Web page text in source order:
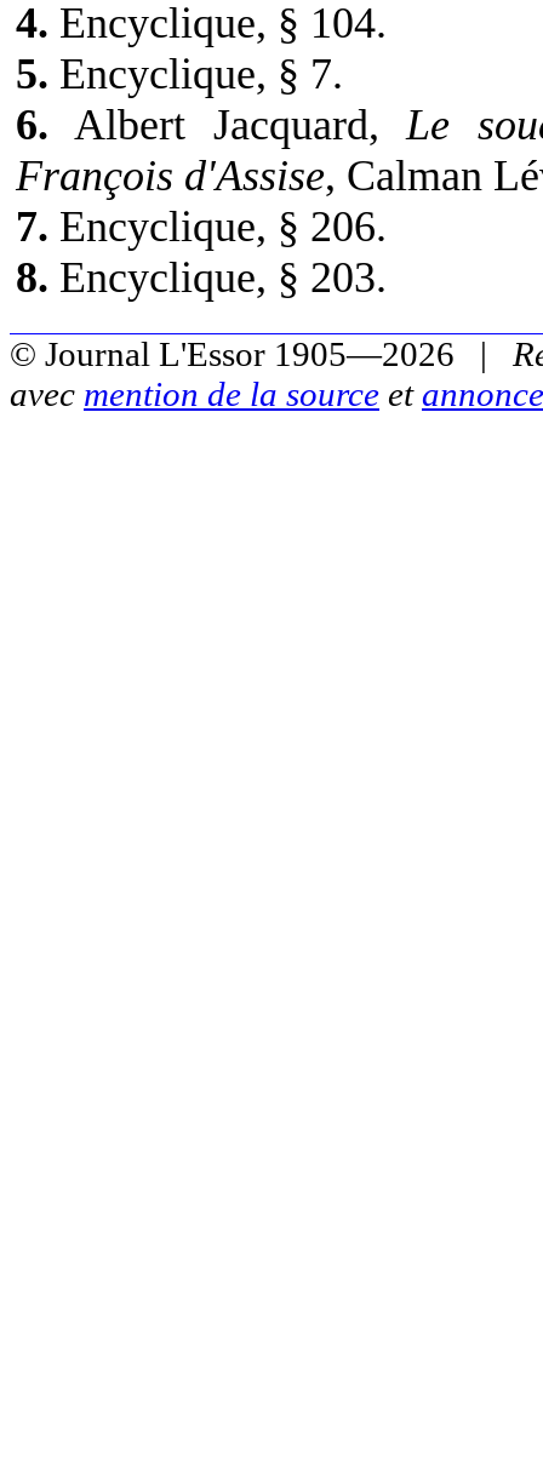
4. Encyclique, § 104.
5. Encyclique, § 7.
6. Albert Jacquard, Le
François d'Assise, Calman
7. Encyclique, § 206.
8. Encyclique, § 203.
© Journal L'Essor 1905—2026 |
avec mention de la source et